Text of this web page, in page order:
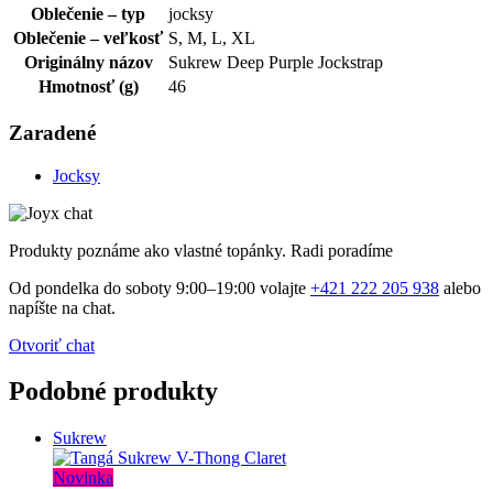
Oblečenie – typ
jocksy
Oblečenie – veľkosť S, M, L, XL
Originálny názov
Sukrew Deep Purple Jockstrap
Hmotnosť (g)
46
Zaradené
Jocksy
Produkty poznáme ako vlastné topánky. Radi poradíme
Od pondelka do soboty 9:00–19:00 volajte +421 222 205 938 alebo
napíšte na chat.
Otvoriť chat
Podobné produkty
Sukrew
Novinka